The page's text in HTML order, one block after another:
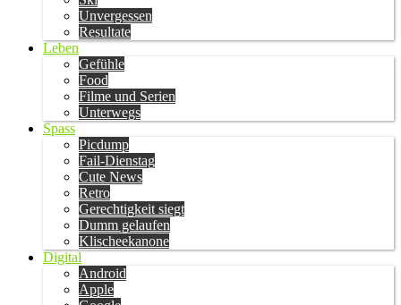
Unvergessen
Resultate
Leben
Gefühle
Food
Filme und Serien
Unterwegs
Spass
Picdump
Fail-Dienstag
Cute News
Retro
Gerechtigkeit siegt
Dumm gelaufen
Klischeekanone
Digital
Android
Apple